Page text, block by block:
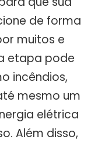
de forma
muitos e
etapa pode
incêndios,
mesmo um
elétrica
Além disso,